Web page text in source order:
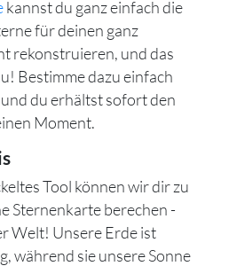
kannst du ganz einfach die
für deinen ganz
rekonstruieren, und das
Bestimme dazu einfach
du erhältst sofort den
Moment.
Tool können wir dir zu
Sternenkarte berechen -
Welt! Unsere Erde ist
während sie unsere Sonne